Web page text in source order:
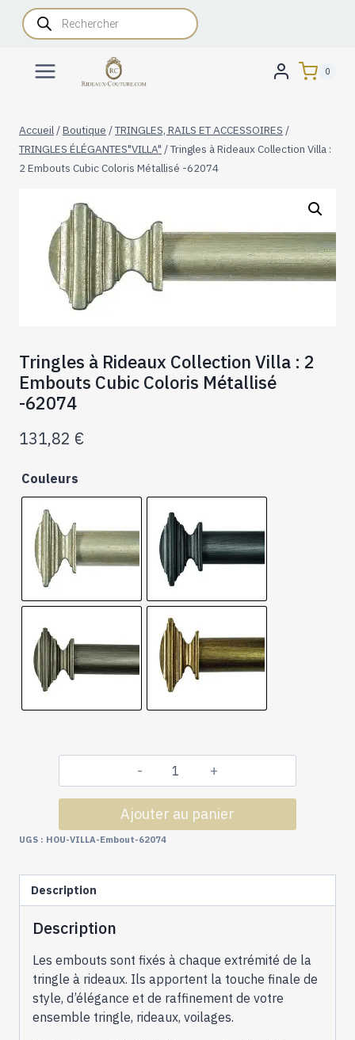
AllerRecherche
de
produits
0
Accueil /Boutique /TRINGLES, RAILS ET ACCESSOIRES /
TRINGLES ÉLÉGANTES"VILLA" /Tringles à Rideaux Collection Villa :
2 Embouts Cubic Coloris Métallisé -62074
Tringles à Rideaux Collection Villa : 2
Embouts Cubic Coloris Métallisé
-62074
131,82 €
Couleurs
quantité
de
Tringles
Collection
Cubic
Coloris
Métallisé
-62074
Ajouter au panier
UGS : HOU-VILLA-Embout-62074
Description
Description
Les embouts sont fixés à chaque extrémité de la
tringle à rideaux. Ils apportent la touche finale de
style, d’élégance et de raffinement de votre
ensemble tringle, rideaux, voilages.